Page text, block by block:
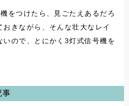
をつけたら、見ごたえあるだろ
おきながら、そんな壮大なレイ
いので、とにかく3灯式信号機を
事